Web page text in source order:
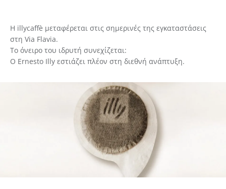
Η illycaffè μεταφέρεται στις σημερινές της εγκαταστάσεις
στη Via Flavia.
Το όνειρο του ιδρυτή συνεχίζεται:
Ο Ernesto Illy εστιάζει πλέον στη διεθνή ανάπτυξη.